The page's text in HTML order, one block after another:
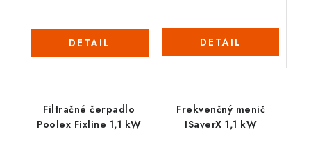
DETAIL DETAIL
Filtračné čerpadlo
Poolex Fixline 1,1 kW
Frekvenčný menič
ISaverX 1,1 kW